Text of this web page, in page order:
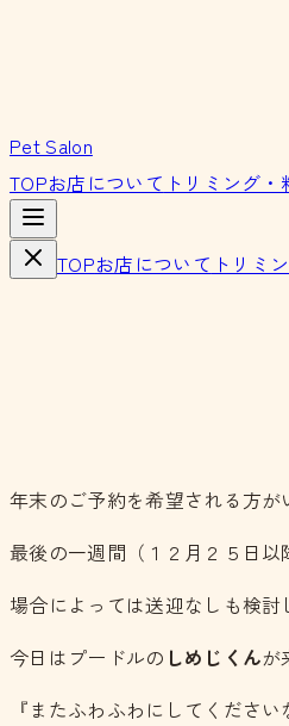
Pet Salon
TOPお店について トリミング・
TOPお店について トリミ
年末のご予約を希望される方が
最後の一週間（１２月２５日
場合によっては送迎なしも検討
今日はプードルの しめじくんが
『またふわふわにしてください